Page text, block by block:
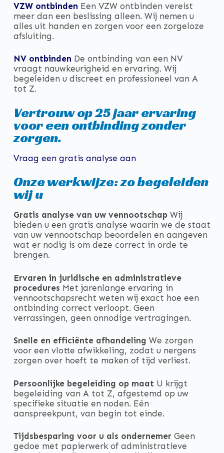
VZW ontbinden Een VZW ontbinden vereist
meer dan een beslissing alleen. Wij nemen u
alles uit handen en zorgen voor een zorgeloze
afsluiting.
NV ontbinden De ontbinding van een NV
vraagt nauwkeurigheid en ervaring. Wij
begeleiden u discreet en professioneel van A
tot Z.
Vertrouw op 25 jaar ervaring
voor een ontbinding zonder
zorgen.
Vraag een gratis analyse aan
Onze werkwijze: zo begeleiden
wij u
Gratis analyse van uw vennootschapWij
bieden u een gratis analyse waarin we de staat
van uw vennootschap beoordelen en aangeven
wat er nodig is om deze correct in orde te
brengen.
Ervaren in juridische en administratieve
procedures Met jarenlange ervaring in
vennootschapsrecht weten wij exact hoe een
ontbinding correct verloopt. Geen
verrassingen, geen onnodige vertragingen.
Snelle en efficiënte afhandeling We zorgen
voor een vlotte afwikkeling, zodat u nergens
zorgen over hoeft te maken of tijd verliest.
Persoonlijke begeleiding op maat U krijgt
begeleiding van A tot Z, afgestemd op uw
specifieke situatie en noden. Eén
aanspreekpunt, van begin tot einde.
Tijdsbesparing voor u als ondernemer Geen
gedoe met papierwerk of administratieve